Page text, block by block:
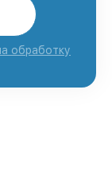
обработку